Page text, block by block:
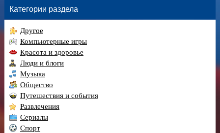
Категории раздела
Другое
Компьютерные игры
Красота и здоровье
Люди и блоги
Музыка
Общество
Путешествия и события
Развлечения
Сериалы
Спорт